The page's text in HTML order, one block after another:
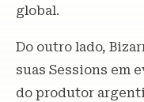
global.
Do outro lado,
suas Sessions em
do produtor